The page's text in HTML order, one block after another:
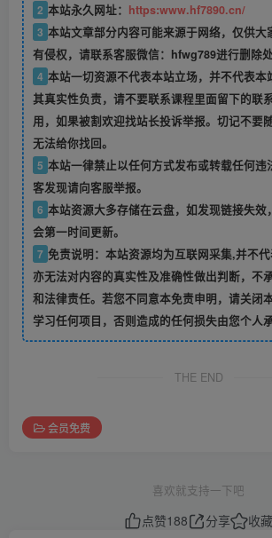
2 本站永久网址： https:www.hf7890.cn/
3 本站文章部分内容可能来源于网络，仅供大
有侵权，请联系客服微信：hfwg789进行删除处
4 本站一切资源不代表本站立场，并不代表本
其真实性负责，请不要联系课程里面留下的联
用，如果被割欢迎找站长投诉举报。切记不要
无法给你找回。
5 本站一律禁止以任何方式发布或转载任何违
客发现请向客服举报。
6 本站资源大多存储在云盘，如发现链接失效
会第一时间更新。
7 免责说明：本站资源均为互联网采集,并不
亦无法对内容的真实性及准确性做出判断，不
和法律责任。若您不同意本免责申明，请关闭
学习任何项目，否则造成的任何损失由您个人承
THE END
会员免费
喜欢就支持一下吧
点赞188 分享
收藏